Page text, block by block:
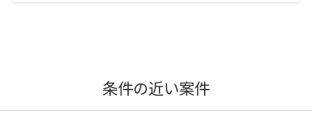
条件の近い案件